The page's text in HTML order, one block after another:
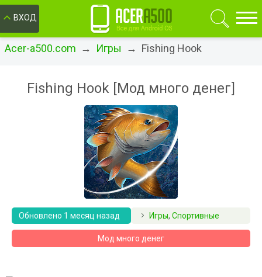
ВХОД
Acer-a500.com → Игры → Fishing Hook
Fishing Hook [Мод много денег]
Обновлено 1 месяц назад Игры, Спортивные
Мод много денег